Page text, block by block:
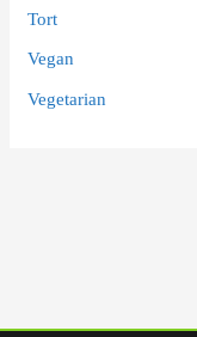
Tort
Vegan
Vegetarian